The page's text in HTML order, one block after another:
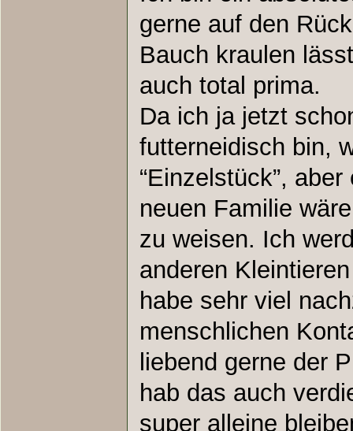
gerne auf den
Bauch kraulen
auch total prima.
Da ich ja jetzt
futterneidisch bin,
“Einzelstück”,
neuen Familie
zu weisen. Ich
anderen
habe sehr viel
menschlichen
liebend gerne der
hab das auch
super alleine